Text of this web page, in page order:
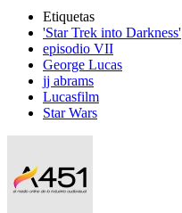
Etiquetas
'Star Trek into Darkness'
episodio VII
George Lucas
jj abrams
Lucasfilm
Star Wars